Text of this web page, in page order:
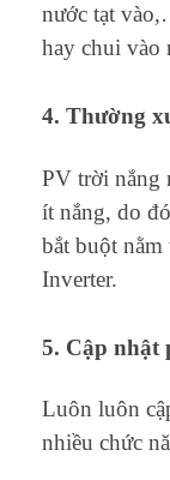
nước tạt
hay chui vào
4. Thường
PV trời nắng
ít nắng, do
bắt buột
Inverter.
5. Cập nhật
Luôn luôn
nhiều chức